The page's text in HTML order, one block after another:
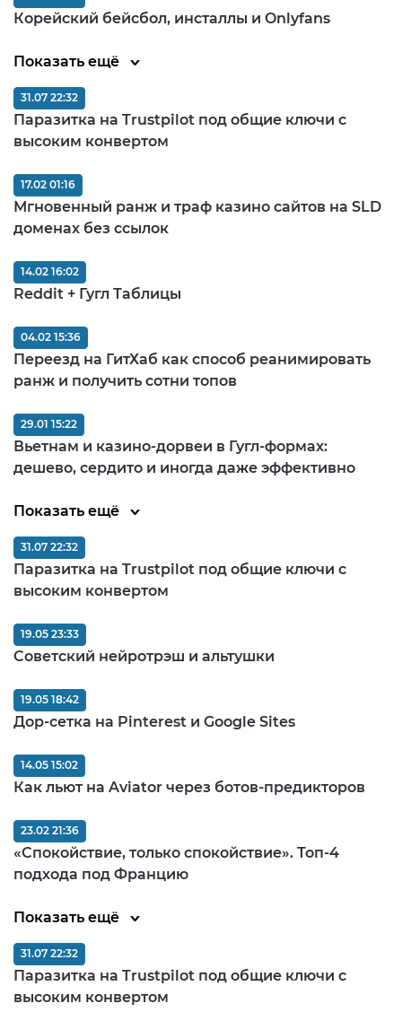
Корейский бейсбол, инсталлы и Onlyfans
Показать ещё
Паразитка на Trustpilot под общие ключи с
высоким конвертом
31.07 22:32
Мгновенный ранж и траф казино сайтов на SLD
доменах без ссылок
17.02 01:16
Reddit + Гугл Таблицы
14.02 16:02
Переезд на ГитХаб как способ реанимировать
ранж и получить сотни топов
04.02 15:36
Вьетнам и казино-дорвеи в Гугл-формах:
дешево, сердито и иногда даже эффективно
29.01 15:22
Показать ещё
Паразитка на Trustpilot под общие ключи с
высоким конвертом
31.07 22:32
Советский нейротрэш и альтушки
19.05 23:33
Дор-сетка на Pinterest и Google Sites
19.05 18:42
Как льют на Aviator через ботов-предикторов
14.05 15:02
«Спокойствие, только спокойствие». Топ-4
подхода под Францию
23.02 21:36
Показать ещё
Паразитка на Trustpilot под общие ключи с
высоким конвертом
31.07 22:32